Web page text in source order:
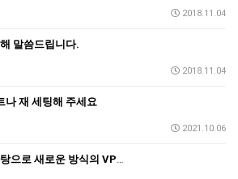
2018.11.04
말씀드립니다.
2018.11.04
나 재 세팅해 주세요
2021.10.06
다년간 운영 노하우를 바탕으로 새로운 방식의 VPN을 …